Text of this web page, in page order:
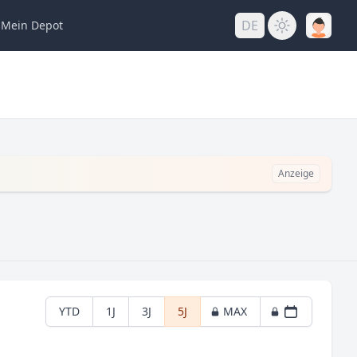
Mein Depot DE
Anzeige
YTD 1J 3J 5J MAX